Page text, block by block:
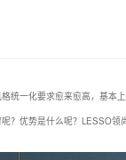
统一化要求愈来愈高，基本
？优势是什么呢？LESSO领